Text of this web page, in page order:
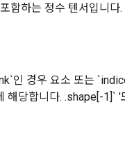
함하는 정수 텐서입니다
인 경우 요소 또는
해당합니다. .shape[-1]`